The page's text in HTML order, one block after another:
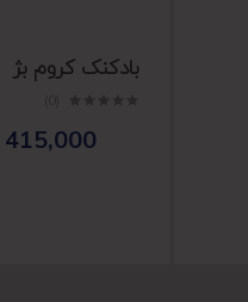
بادکنک کروم بژ
415,000